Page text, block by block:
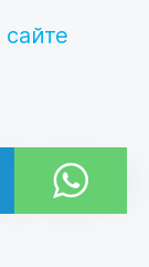
сайте